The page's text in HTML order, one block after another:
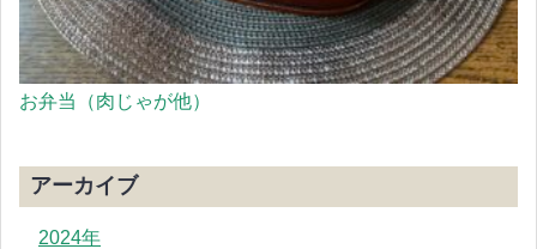
お弁当（肉じゃが他）
アーカイブ
2024年